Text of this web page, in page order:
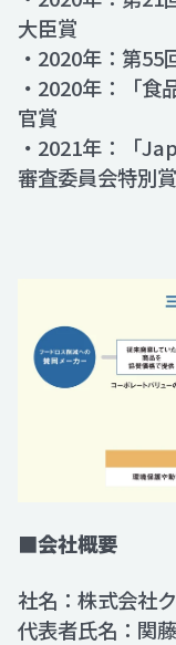
大臣賞
・2020年：第55
・2020年：「食
官賞
・2021年：「
審査委員会特別賞
■会社概要
社名：株式会社
代表者氏名：関